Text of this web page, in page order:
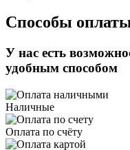
Способы
У нас есть
удобным способом
Наличные
Оплата по счёту